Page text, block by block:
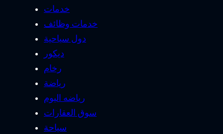
خدمات
خدمات وظائف
دول سياحية
ديكور
رخام
رياضة
رياضه اليوم
سوق العقارات
سياحة